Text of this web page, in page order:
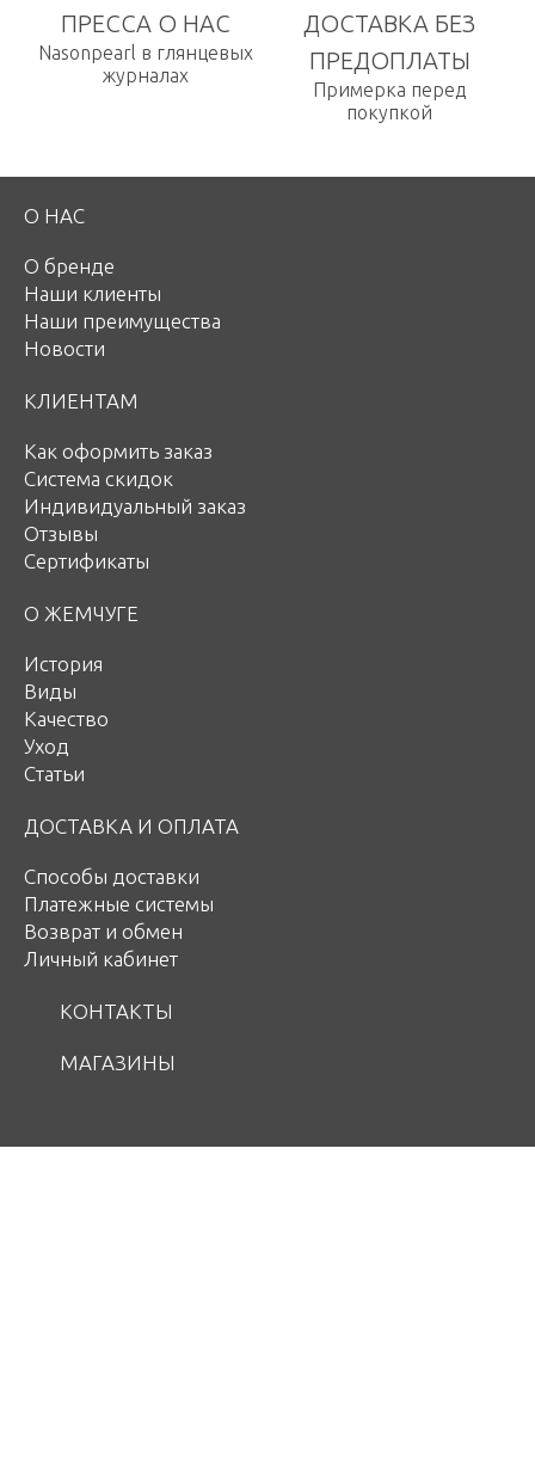
ПРЕССА О НАС
Nasonpearl в глянцевых
журналах
ДОСТАВКА БЕЗ
ПРЕДОПЛАТЫ
Примерка перед
покупкой
О НАС
О бренде
Наши клиенты
Наши преимущества
Новости
КЛИЕНТАМ
Как оформить заказ
Система скидок
Индивидуальный заказ
Отзывы
Сертификаты
О ЖЕМЧУГЕ
История
Виды
Качество
Уход
Статьи
ДОСТАВКА И ОПЛАТА
Способы доставки
Платежные системы
Возврат и обмен
Личный кабинет
КОНТАКТЫ
МАГАЗИНЫ